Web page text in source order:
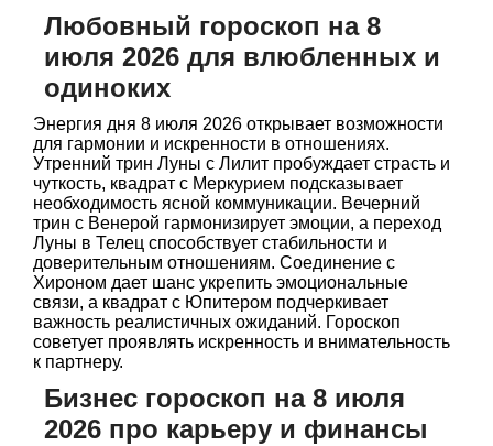
Любовный гороскоп на 8
июля 2026 для влюбленных и
одиноких
Энергия дня 8 июля 2026 открывает возможности
для гармонии и искренности в отношениях.
Утренний трин Луны с Лилит пробуждает страсть и
чуткость, квадрат с Меркурием подсказывает
необходимость ясной коммуникации. Вечерний
трин с Венерой гармонизирует эмоции, а переход
Луны в Телец способствует стабильности и
доверительным отношениям. Соединение с
Хироном дает шанс укрепить эмоциональные
связи, а квадрат с Юпитером подчеркивает
важность реалистичных ожиданий. Гороскоп
советует проявлять искренность и внимательность
к партнеру.
Бизнес гороскоп на 8 июля
2026 про карьеру и финансы